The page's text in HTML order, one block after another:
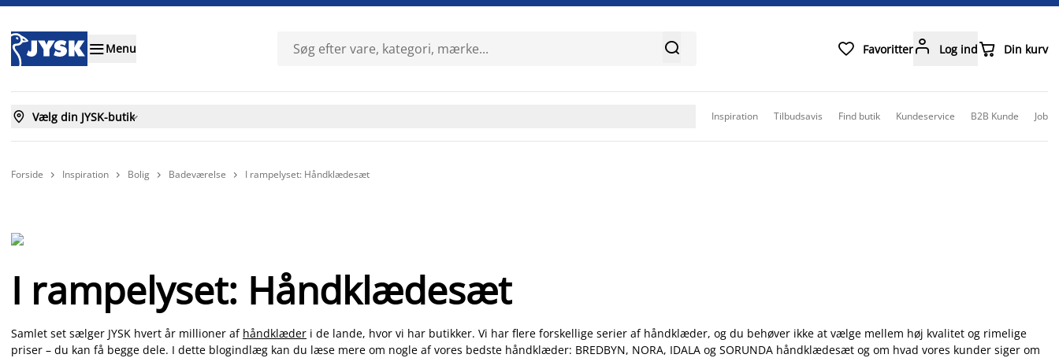
Menu   Favoritter Log ind Din kurv
 Vælg din JYSK-butik Inspiration Tilbudsavis Find butik Kundeservice B2B Kunde Job
Forside  Inspiration  Bolig  Badeværelse  I rampelyset: Håndklædesæt
I rampelyset: Håndklædesæt
Samlet set sælger JYSK hvert år millioner af håndklæder i de lande, hvor vi har butikker. Vi har flere forskellige serier af håndklæder, og du behøver ikke at vælge mellem høj kvalitet og rimelige
priser – du kan få begge dele. I dette blogindlæg kan du læse mere om nogle af vores bedste håndklæder: BREDBYN, NORA, IDALA og SORUNDA håndklædesæt og om hvad vores kunder siger om